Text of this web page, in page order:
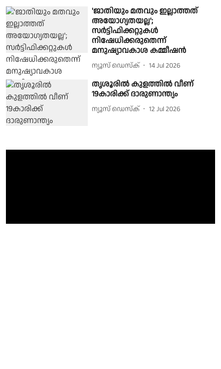
'ജാതിയും മതവും ഇല്ലാത്തത്
അയോഗ്യതയല്ല';
സർട്ടിഫിക്കറ്റുകൾ
നിഷേധിക്കരുതെന്ന്
മനുഷ്യാവകാശ കമ്മീഷൻ
ന്യൂസ് ഡെസ്ക് 14 Jul 2026
തൃശൂരിൽ കുളത്തില്‍ വീണ്
19കാരിക്ക് ദാരുണാന്ത്യം
ന്യൂസ് ഡെസ്ക് 12 Jul 2026